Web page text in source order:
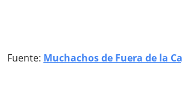
Fuente: Muchachos de Fuera de la